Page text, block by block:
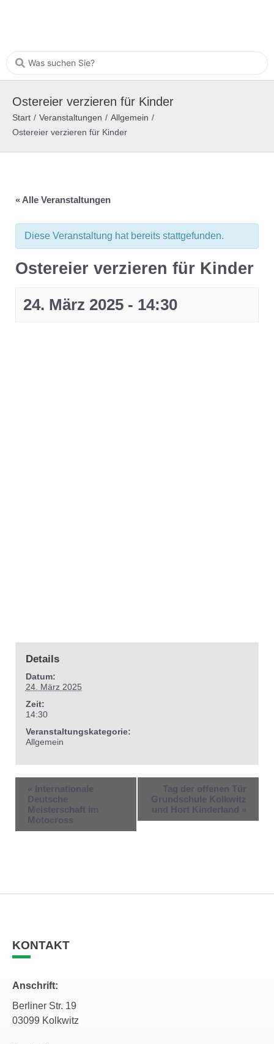
Ostereier verzieren für Kinder
Start / Veranstaltungen / Allgemein /
Ostereier verzieren für Kinder
« Alle Veranstaltungen
Diese Veranstaltung hat bereits stattgefunden.
Ostereier verzieren für Kinder
24. März 2025 - 14:30
Details
Datum:
24. März 2025
Zeit:
14:30
Veranstaltungskategorie:
Allgemein
« Internationale
Deutsche
Meisterschaft im
Motocross
Tag der offenen Tür
Grundschule Kolkwitz
und Hort Kinderland »
KONTAKT
Anschrift:
Berliner Str. 19
03099 Kolkwitz